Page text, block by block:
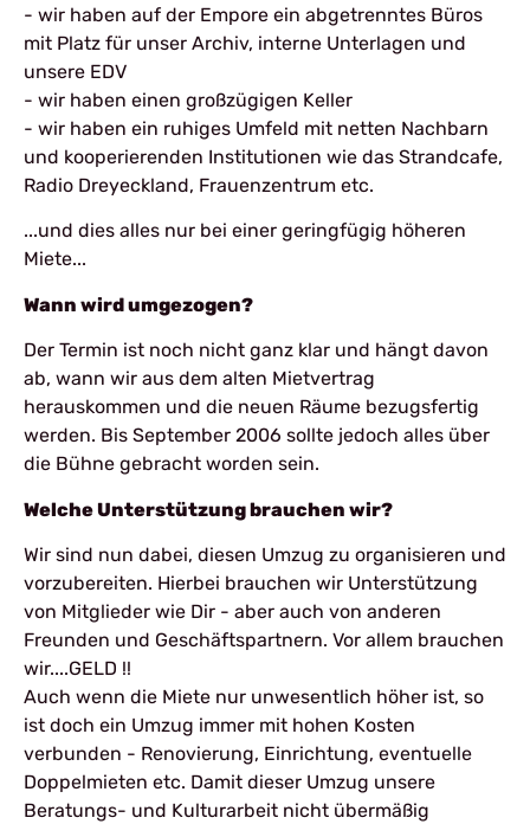
- wir haben auf der Empore ein abgetrenntes Büros
mit Platz für unser Archiv, interne Unterlagen und
unsere EDV
- wir haben einen großzügigen Keller
- wir haben ein ruhiges Umfeld mit netten Nachbarn
und kooperierenden Institutionen wie das Strandcafe,
Radio Dreyeckland, Frauenzentrum etc.
...und dies alles nur bei einer geringfügig höheren
Miete...
Wann wird umgezogen?
Der Termin ist noch nicht ganz klar und hängt davon
ab, wann wir aus dem alten Mietvertrag
herauskommen und die neuen Räume bezugsfertig
werden. Bis September 2006 sollte jedoch alles über
die Bühne gebracht worden sein.
Welche Unterstützung brauchen wir?
Wir sind nun dabei, diesen Umzug zu organisieren und
vorzubereiten. Hierbei brauchen wir Unterstützung
von Mitglieder wie Dir - aber auch von anderen
Freunden und Geschäftspartnern. Vor allem brauchen
wir....GELD !!
Auch wenn die Miete nur unwesentlich höher ist, so
ist doch ein Umzug immer mit hohen Kosten
verbunden - Renovierung, Einrichtung, eventuelle
Doppelmieten etc. Damit dieser Umzug unsere
Beratungs- und Kulturarbeit nicht übermäßig